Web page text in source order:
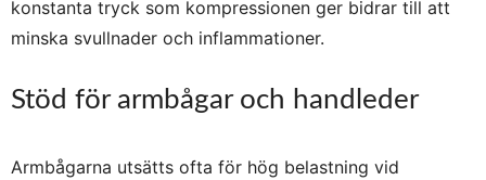
konstanta tryck som kompressionen ger bidrar till att
minska svullnader och inflammationer.
Stöd för armbågar och handleder
Armbågarna utsätts ofta för hög belastning vid